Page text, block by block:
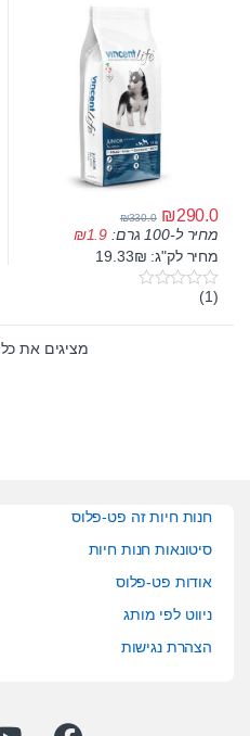
₪290.0
₪330.0
מחיר ל-100 גרם: ₪1.9
מחיר לק"ג: 19.33₪
0
u
(1)
מציגים את כל ⁦3⁩ התוצאות
חנות חיות זה פט-פלוס
סיטונאות חנות חיות
אודות פט-פלוס
ניווט לפי מותג
הצהרת נגישות